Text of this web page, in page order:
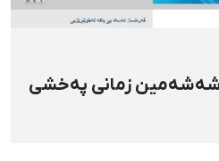
شەشەمین زمانی پەخشی